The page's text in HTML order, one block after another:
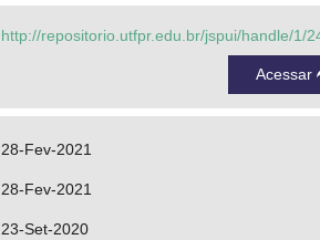
http://repositorio.utfpr.edu.br/jspui/handle/1/
Acessar
28-Fev-2021
28-Fev-2021
23-Set-2020